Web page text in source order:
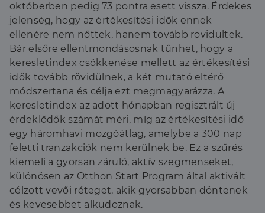
októberben pedig 73 pontra esett vissza. Érdekes
jelenség, hogy az értékesítési idők ennek
ellenére nem nőttek, hanem tovább rövidültek.
Bár elsőre ellentmondásosnak tűnhet, hogy a
keresletindex csökkenése mellett az értékesítési
idők tovább rövidülnek, a két mutató eltérő
módszertana és célja ezt megmagyarázza. A
keresletindex az adott hónapban regisztrált új
érdeklődők számát méri, míg az értékesítési idő
egy háromhavi mozgóátlag, amelybe a 300 nap
feletti tranzakciók nem kerülnek be. Ez a szűrés
kiemeli a gyorsan záruló, aktív szegmenseket,
különösen az Otthon Start Program által aktivált
célzott vevői réteget, akik gyorsabban döntenek
és kevesebbet alkudoznak.